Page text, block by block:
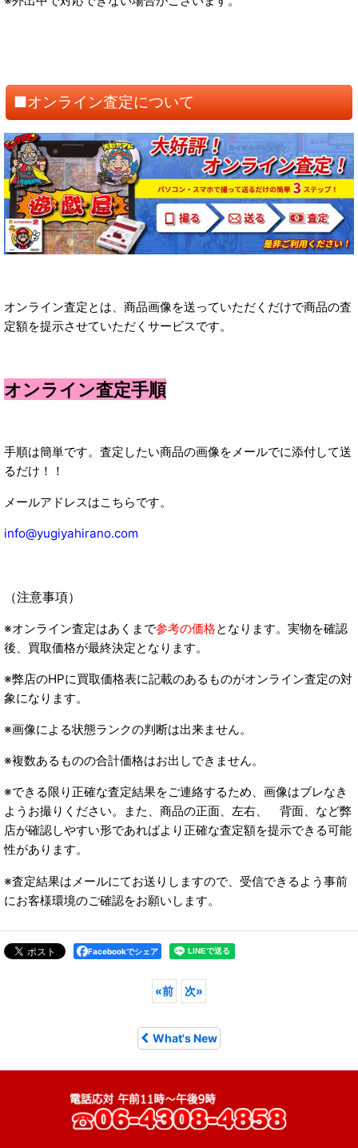
■オンライン査定について
オンライン査定とは、商品画像を送っていただくだけで商品の査
定額を提示させていただくサービスです。
オンライン査定手順
手順は簡単です。査定したい商品の画像をメールでに添付して送
るだけ！！
メールアドレスはこちらです。
info@yugiyahirano.com
（注意事項）
※オンライン査定はあくまで参考の価格となります。実物を確認
後、買取価格が最終決定となります。
※弊店のHPに買取価格表に記載のあるものがオンライン査定の対
象になります。
※画像による状態ランクの判断は出来ません。
※複数あるものの合計価格はお出しできません。
※できる限り正確な査定結果をご連絡するため、画像はブレなき
ようお撮りください。また、商品の正面、左右、 背面、など弊
店が確認しやすい形であればより正確な査定額を提示できる可能
性があります。
※査定結果はメールにてお送りしますので、受信できるよう事前
にお客様環境のご確認をお願いします。
Facebookでシェア
«前 次»
What's New